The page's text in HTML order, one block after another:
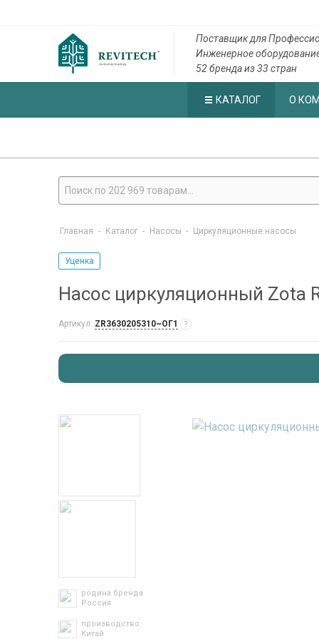
Поставщик для
Инженерное
52 бренда из 33 стран
КАТАЛОГ О
Главная - Каталог - Насосы - Циркуляционные насосы
Уценка
Насос циркуляционный Zota
Артикул: ZR3630205310~ОГ1 ?
родина бренда
Россия
производство
Китай